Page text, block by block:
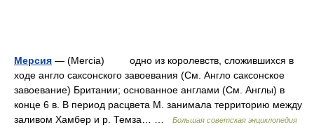
Мерсия — (Mercia) одно из королевств, сложившихся в
ходе англо саксонского завоевания (См. Англо саксонское
завоевание) Британии; основанное англами (См. Англы) в
конце 6 в. В период расцвета М. занимала территорию между
заливом Хамбер и р. Темза… …
Большая советская энциклопедия